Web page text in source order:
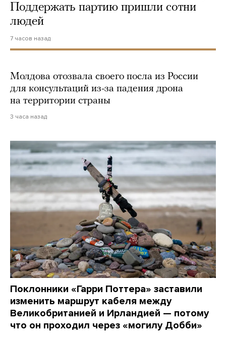
Поддержать партию пришли сотни
людей
7 часов назад
Молдова отозвала своего посла из России
для консультаций из-за падения дрона
на территории страны
3 часа назад
Поклонники «Гарри Поттера» заставили
изменить маршрут кабеля между
Великобританией и Ирландией — потому
что он проходил через «могилу Добби»